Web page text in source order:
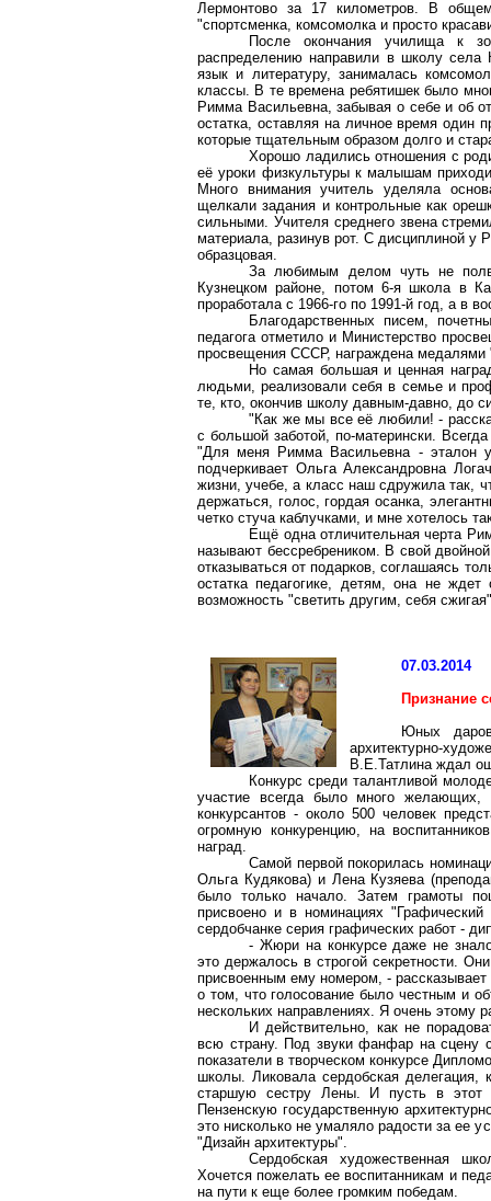
Лермонтово за 17 километров. В общем,
"спортсменка, комсомолка и просто
После окончания училища к
распределению направили в школу села
язык и литературу, занималась
классы. В те времена ребятишек было
Римма Васильевна, забывая о себе и об
остатка, оставляя на личное время один
которые тщательным образом долго и
Хорошо ладились отношения с
её уроки физкультуры к малышам
Много внимания учитель уделяла
щелкали задания и контрольные как
сильными. Учителя среднего звена
материала, разинув рот. С дисциплиной
образцовая.
За любимым делом чуть не
Кузнецком районе, потом 6-я школа в
проработала с 1966-го по 1991-й год, а в
Благодарственных писем,
педагога отметило и Министерство
просвещения СССР, награждена медалями
Но самая большая и ценная
людьми, реализовали себя в семье и
те, кто, окончив школу давным-давно, до
"Как же мы все её любили! -
с большой заботой, по-матерински.
"Для меня Римма Васильевна - эталон
подчеркивает Ольга Александровна
жизни, учебе, а класс наш сдружила так,
держаться, голос, гордая осанка,
четко стуча каблучками, и мне хотелось
Ещё одна отличительная черта
называют бессребреником. В свой
отказываться от подарков, соглашаясь
остатка педагогике, детям, она не
возможность "светить другим, себя
07.03.2014
Признание
Юных
архитектурно-
В.Е.Татлина ждал
Конкурс среди талантливой
участие всегда было много
конкурсантов - около 500 человек
огромную конкуренцию, на
наград.
Самой первой покорилась
Ольга Кудякова) и Лена Кузяева
было только начало. Затем грамоты
присвоено и в номинациях
сердобчанке серия графических работ -
- Жюри на конкурсе даже не
это держалось в строгой секретности.
присвоенным ему номером, -
о том, что голосование было честным и
нескольких направлениях. Я очень этому
И действительно, как не
всю страну. Под звуки фанфар на сцену
показатели в творческом конкурсе
школы. Ликовала сердобская
старшую сестру Лены. И пусть в этот
Пензенскую государственную
это нисколько не умаляло радости за ее
"Дизайн архитектуры".
Сердобская художественная
Хочется пожелать ее воспитанникам и
на пути к еще более громким победам.